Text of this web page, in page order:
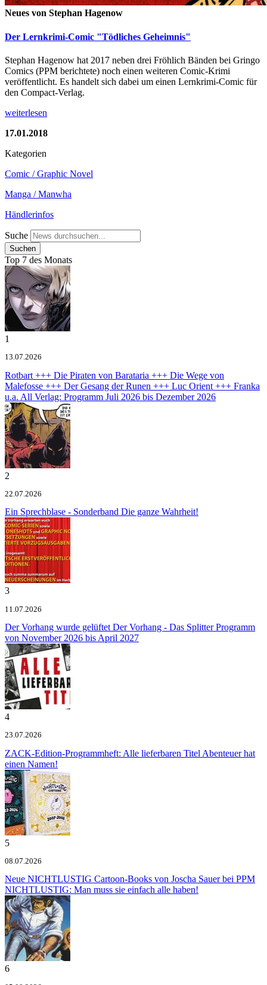
Neues von Stephan Hagenow
Der Lernkrimi-Comic "Tödliches Geheimnis"
Stephan Hagenow hat 2017 neben drei Fröhlich Bänden bei Gringo
Comics (PPM berichtete) noch einen weiteren Comic-Krimi
veröffentlicht. Es handelt sich dabei um einen Lernkrimi-Comic für
den Compact-Verlag.
weiterlesen
17.01.2018
Kategorien
Comic / Graphic Novel
Manga / Manwha
Händlerinfos
Suche
Top 7 des Monats
1
13.07.2026
Rotbart +++ Die Piraten von Barataria +++ Die Wege von
Malefosse +++ Der Gesang der Runen +++ Luc Orient +++ Franka
u.a. All Verlag: Programm Juli 2026 bis Dezember 2026
2
22.07.2026
Ein Sprechblase - Sonderband Die ganze Wahrheit!
3
11.07.2026
Der Vorhang wurde gelüftet Der Vorhang - Das Splitter Programm
von November 2026 bis April 2027
4
23.07.2026
ZACK-Edition-Programmheft: Alle lieferbaren Titel Abenteuer hat
einen Namen!
5
08.07.2026
Neue NICHTLUSTIG Cartoon-Books von Joscha Sauer bei PPM
NICHTLUSTIG: Man muss sie einfach alle haben!
6